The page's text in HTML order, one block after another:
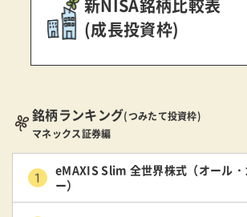
新NISA銘柄比較表
(成長投資枠)
銘柄ランキング(つみたて投資枠)
マネックス証券編
eMAXIS Slim 全世界株式（オール・
ー）